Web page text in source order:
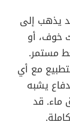
يذهب إلى
خوف، أو
مستمر.
مع أي
يشبه
ماء. قد